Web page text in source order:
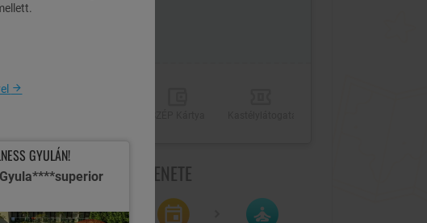
MEGRENDELÉS MENETE
GYULÁN!